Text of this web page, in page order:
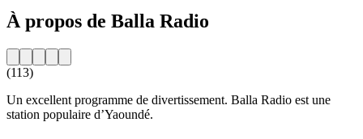
À propos de Balla Radio
(113)
Un excellent programme de divertissement. Balla Radio est une
station populaire d’Yaoundé.